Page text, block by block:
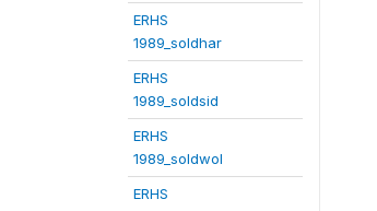
ERHS
1989_soldhar
ERHS
1989_soldsid
ERHS
1989_soldwol
ERHS